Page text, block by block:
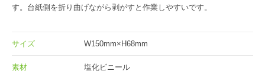
す。台紙側を折り曲げながら剥がすと作業しやすいです。
サイズ W150mm×H68mm
素材 塩化ビニール